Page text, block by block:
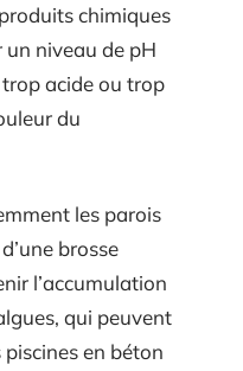
chimiques
niveau de pH
acide ou trop
du
les parois
brosse
l’accumulation
qui peuvent
en béton